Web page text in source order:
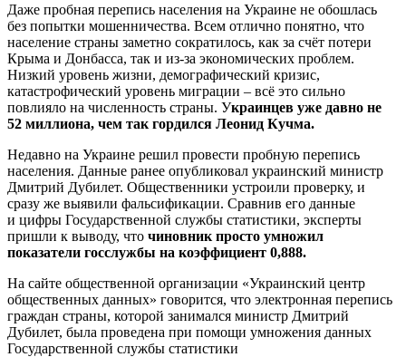
Даже пробная перепись населения на Украине не обошлась
без попытки мошенничества. Всем отлично понятно, что
население страны заметно сократилось, как за счёт потери
Крыма и Донбасса, так и из-за экономических проблем.
Низкий уровень жизни, демографический кризис,
катастрофический уровень миграции – всё это сильно
повлияло на численность страны. Украинцев уже давно не
52 миллиона, чем так гордился Леонид Кучма.
Недавно на Украине решил провести пробную перепись
населения. Данные ранее опубликовал украинский министр
Дмитрий Дубилет. Общественники устроили проверку, и
сразу же выявили фальсификации. Сравнив его данные
и цифры Государственной службы статистики, эксперты
пришли к выводу, что чиновник просто умножил
показатели госслужбы на коэффициент 0,888.
На сайте общественной организации «Украинский центр
общественных данных» говорится, что электронная перепись
граждан страны, которой занимался министр Дмитрий
Дубилет, была проведена при помощи умножения данных
Государственной службы статистики